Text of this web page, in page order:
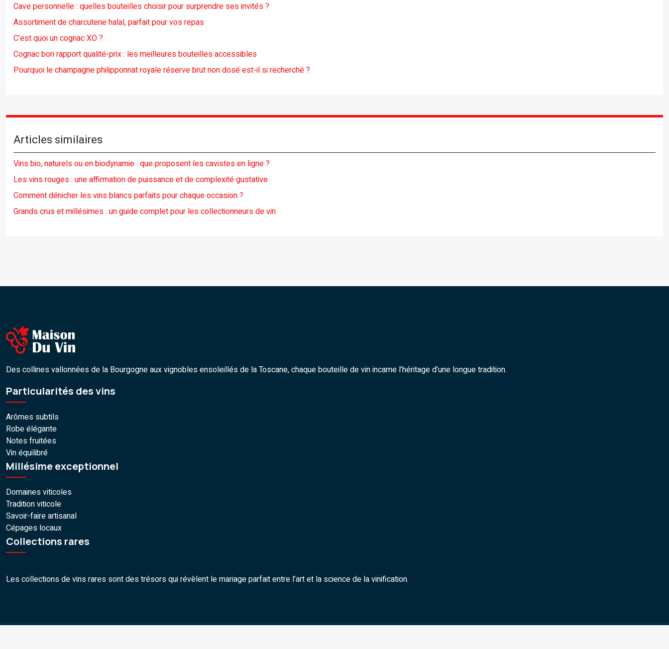
Cave personnelle : quelles bouteilles choisir pour surprendre ses invités ?
Assortiment de charcuterie halal, parfait pour vos repas
C’est quoi un cognac XO ?
Cognac bon rapport qualité-prix : les meilleures bouteilles accessibles
Pourquoi le champagne philipponnat royale réserve brut non dosé est-il si recherché ?
Articles similaires
Vins bio, naturels ou en biodynamie : que proposent les cavistes en ligne ?
Les vins rouges : une affirmation de puissance et de complexité gustative
Comment dénicher les vins blancs parfaits pour chaque occasion ?
Grands crus et millésimes : un guide complet pour les collectionneurs de vin
Des collines vallonnées de la Bourgogne aux vignobles ensoleillés de la Toscane, chaque bouteille de vin incarne l’héritage d’une longue tradition.
Particularités des vins
Arômes subtils
Robe élégante
Notes fruitées
Vin équilibré
Millésime exceptionnel
Domaines viticoles
Tradition viticole
Savoir-faire artisanal
Cépages locaux
Collections rares
Les collections de vins rares sont des trésors qui révèlent le mariage parfait entre l’art et la science de la vinification.